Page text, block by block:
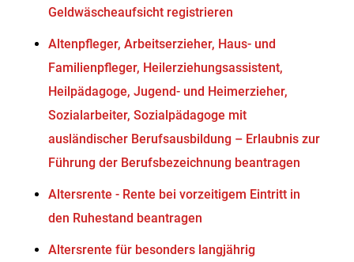
Geldwäscheaufsicht registrieren
Altenpfleger, Arbeitserzieher, Haus- und
Familienpfleger, Heilerziehungsassistent,
Heilpädagoge, Jugend- und Heimerzieher,
Sozialarbeiter, Sozialpädagoge mit
ausländischer Berufsausbildung – Erlaubnis zur
Führung der Berufsbezeichnung beantragen
Altersrente - Rente bei vorzeitigem Eintritt in
den Ruhestand beantragen
Altersrente für besonders langjährig